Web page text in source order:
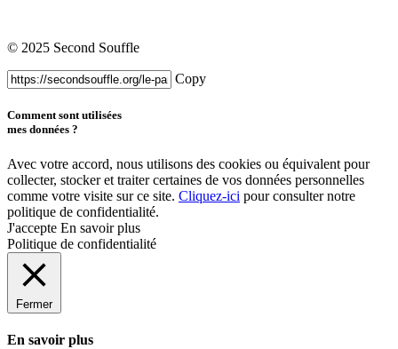
© 2025 Second Souffle
Copy
Comment sont utilisées
mes données ?
Avec votre accord, nous utilisons des cookies ou équivalent pour
collecter, stocker et traiter certaines de vos données personnelles
comme votre visite sur ce site. Cliquez-ici pour consulter notre
politique de confidentialité.
J'accepte En savoir plus
Politique de confidentialité
Fermer
En savoir plus